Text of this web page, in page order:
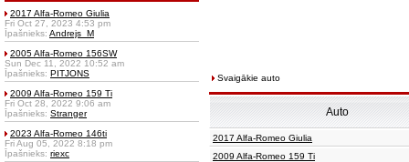
2017 Alfa-Romeo Giulia
Fri Oct 27, 2023 4:53 pm
Īpašnieks: Andrejs_M
2005 Alfa-Romeo 156SW
Sun Dec 11, 2022 10:52 am
Īpašnieks: PITJONS
2009 Alfa-Romeo 159 Ti
Fri Oct 28, 2022 9:06 am
Īpašnieks: Stranger
2023 Alfa-Romeo 146ti
Fri Aug 05, 2022 8:18 pm
Īpašnieks: riexc
Svaigākie auto
Auto
2017 Alfa-Romeo Giulia
2009 Alfa-Romeo 159 Ti